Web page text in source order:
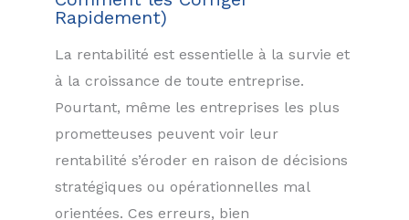
Rapidement)
La rentabilité est essentielle à la survie et
à la croissance de toute entreprise.
Pourtant, même les entreprises les plus
prometteuses peuvent voir leur
rentabilité s’éroder en raison de décisions
stratégiques ou opérationnelles mal
orientées. Ces erreurs, bien